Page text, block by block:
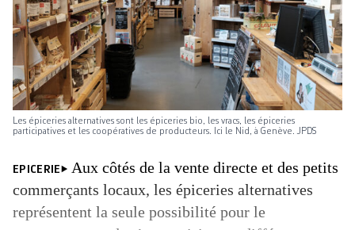
Les épiceries alternatives sont les épiceries bio, les vracs, les épiceries
participatives et les coopératives de producteurs. Ici le Nid, à Genève. JPDS
EPICERIE
Aux côtés de la vente directe et des petits
commerçants locaux, les épiceries alternatives
représentent la seule possibilité pour le